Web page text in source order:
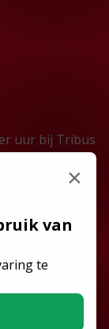
uur bij Tribus
×
van
te